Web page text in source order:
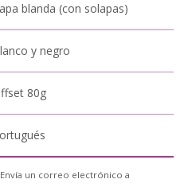
blanda (con solapas)
y negro
80g
un correo electrónico a